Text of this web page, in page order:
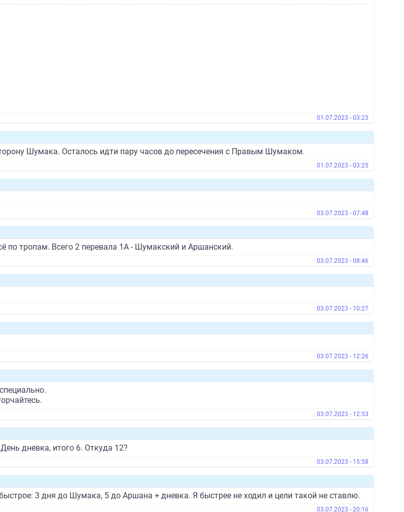
01.07.2023 - 03:23
Шумака. Осталось идти пару часов до пересечения с Правым Шумаком.
01.07.2023 - 03:25
03.07.2023 - 07:48
по тропам. Всего 2 перевала 1А - Шумакский и Аршанский.
03.07.2023 - 08:46
03.07.2023 - 10:27
03.07.2023 - 12:26
03.07.2023 - 12:53
дневка, итого 6. Откуда 12?
03.07.2023 - 15:58
3 дня до Шумака, 5 до Аршана + дневка. Я быстрее не ходил и цели такой не ставлю.
03.07.2023 - 20:16